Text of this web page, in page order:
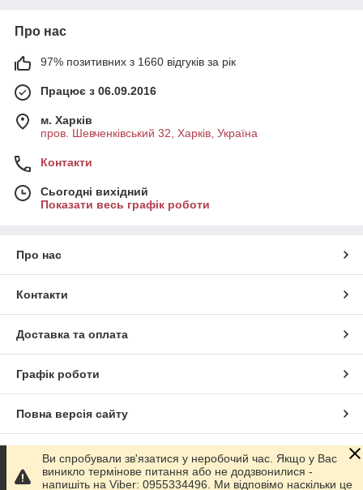
Про нас
97% позитивних з 1660 відгуків за рік
Працює з 06.09.2016
м. Харків
пров. Шевченківський 32, Харків, Україна
Контакти
Сьогодні вихідний
Показати весь графік роботи
Про нас
Контакти
Доставка та оплата
Графік роботи
Повна версія сайту
Сайт створено на маркетплейсі Prom.ua
Ви спробували зв'язатися у неробочий час. Якщо у Вас
виникло термінове питання або не додзвонилися -
напишіть на Viber: 0955334496. Ми відповімо наскільки це